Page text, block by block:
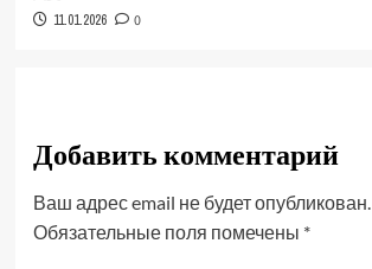
11.01.2026 0
Добавить комментарий
Ваш адрес email не будет опубликован.
Обязательные поля помечены *